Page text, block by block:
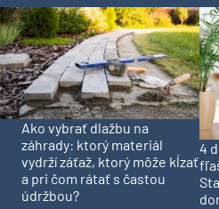
Ako vybrať dlažbu na
záhrady: ktorý materiál
vydrží záťaž, ktorý môže kĺzať
a pri čom rátať s častou
údržbou?
4